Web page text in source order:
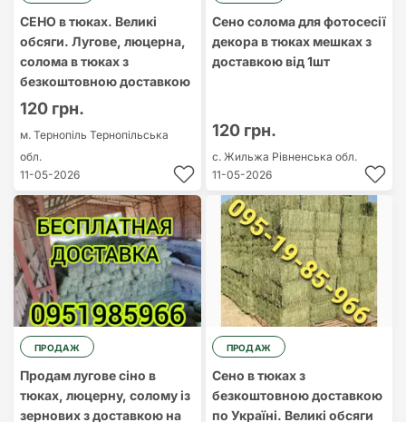
СЕНО в тюках. Великі
обсяги. Лугове, люцерна,
солома в тюках з
безкоштовною доставкою
120 грн.
м. Тернопіль Тернопільська
обл.
11-05-2026
Сено солома для фотосесії
декора в тюках мешках з
доставкою від 1шт
120 грн.
с. Жильжа Рівненська обл.
11-05-2026
ПРОДАЖ
Продам лугове сіно в
тюках, люцерну, солому із
зернових з доставкою на
ПРОДАЖ
Сено в тюках з
безкоштовною доставкою
по Україні. Великі обсяги